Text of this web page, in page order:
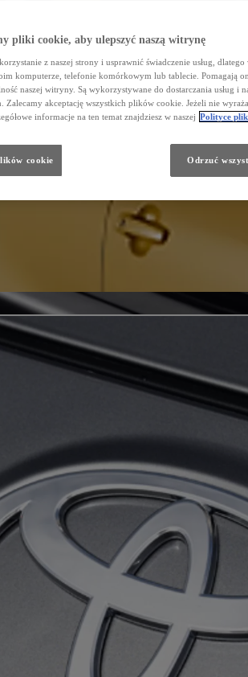
pliki cookie, aby ulepszyć naszą witrynę
z naszej strony i usprawnić świadczenie usług,
komputerze, telefonie komórkowym lub tablecie. Pomagają
naszej witryny. Są wykorzystywane do dostarczania usług i
Zalecamy akceptację wszystkich plików cookie. Jeżeli nie
informacje na ten temat znajdziesz w naszej Polityce
Odrzuć
cookie